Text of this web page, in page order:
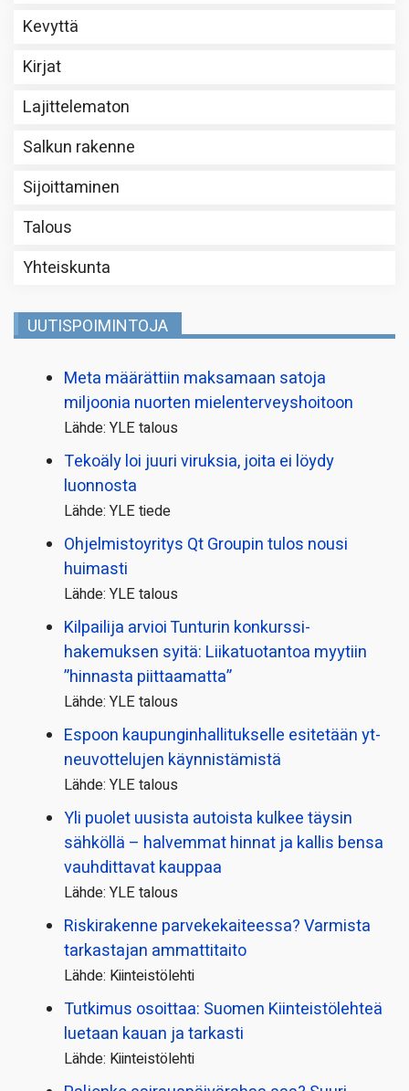
Kevyttä
Kirjat
Lajittelematon
Salkun rakenne
Sijoittaminen
Talous
Yhteiskunta
UUTISPOIMINTOJA
Meta määrättiin maksamaan satoja
miljoonia nuorten mielenterveyshoitoon
Lähde: YLE talous
Tekoäly loi juuri viruksia, joita ei löydy
luonnosta
Lähde: YLE tiede
Ohjelmistoyritys Qt Groupin tulos nousi
huimasti
Lähde: YLE talous
Kilpailija arvioi Tunturin konkurssi­
hakemuksen syitä: Liikatuotantoa myytiin
”hinnasta piittaamatta”
Lähde: YLE talous
Espoon kaupungin­hallitukselle esitetään yt-
neuvottelujen käynnistämistä
Lähde: YLE talous
Yli puolet uusista autoista kulkee täysin
sähköllä – halvemmat hinnat ja kallis bensa
vauhdittavat kauppaa
Lähde: YLE talous
Riskirakenne parvekekaiteessa? Varmista
tarkastajan ammattitaito
Lähde: Kiinteistölehti
Tutkimus osoittaa: Suomen Kiinteistölehteä
luetaan kauan ja tarkasti
Lähde: Kiinteistölehti